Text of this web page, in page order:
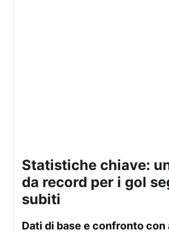
statistiche chiave: una squadra
da record per i gol
subiti
dati di base e confronto